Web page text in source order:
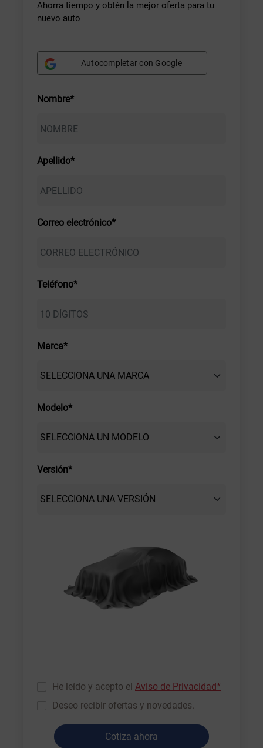
Ahorra tiempo y obtén la mejor oferta para tu
nuevo auto
Autocompletar con Google
Nombre*
Apellido*
Correo electrónico*
Teléfono*
Marca*
Modelo*
Versión*
He leído y acepto el Aviso de Privacidad*
Deseo recibir ofertas y novedades.
Cotiza ahora